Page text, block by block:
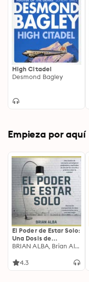
High Citadel
Desmond Bagley
Empieza por aquí
El Poder de Estar Solo:
Una Dosis de
Motivación
Ideas Revolucionarias
BRIAN ALBA, Brian Alba
4.3